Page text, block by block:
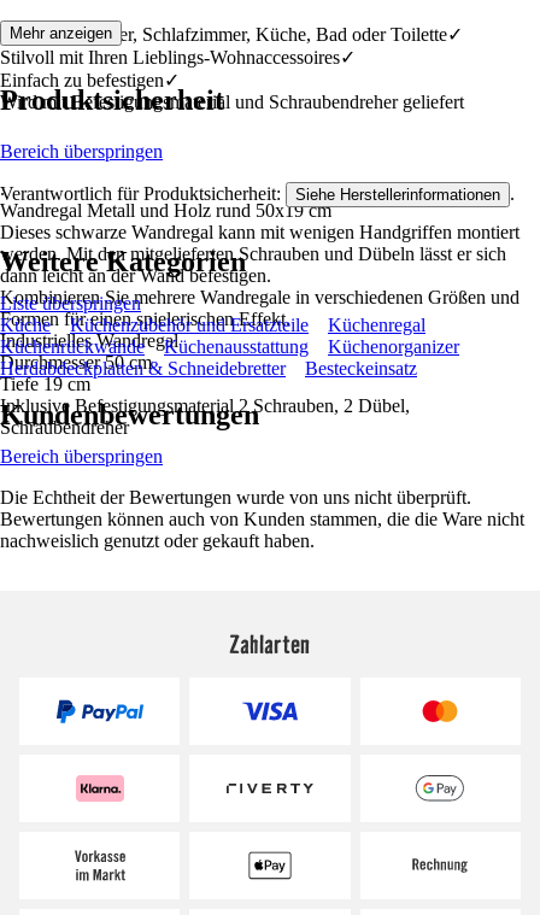
Für Wohnzimmer, Schlafzimmer, Küche, Bad oder Toilette✓
Stilvoll mit Ihren Lieblings-Wohnaccessoires✓
Einfach zu befestigen✓
Wird mit Befestigungsmaterial und Schraubendreher geliefert
.
Wandregal Metall und Holz rund 50x19 cm
Dieses schwarze Wandregal kann mit wenigen Handgriffen montiert
werden. Mit den mitgelieferten Schrauben und Dübeln lässt er sich
dann leicht an der Wand befestigen.
Kombinieren Sie mehrere Wandregale in verschiedenen Größen und
Formen für einen spielerischen Effekt.
Industrielles Wandregal
Durchmesser 50 cm
Tiefe 19 cm
Inklusive Befestigungsmaterial 2 Schrauben, 2 Dübel,
Schraubendreher
Mehr anzeigen
Produktsicherheit
Bereich überspringen
Verantwortlich für Produktsicherheit: Siehe Herstellerinformationen .
Weitere Kategorien
Liste überspringen
Küche
Küchenzubehör und Ersatzteile
Küchenregal
Küchenrückwände
Küchenausstattung
Küchenorganizer
Herdabdeckplatten & Schneidebretter
Besteckeinsatz
Kundenbewertungen
Bereich überspringen
Die Echtheit der Bewertungen wurde von uns nicht überprüft.
Bewertungen können auch von Kunden stammen, die die Ware nicht
nachweislich genutzt oder gekauft haben.
Zahlarten